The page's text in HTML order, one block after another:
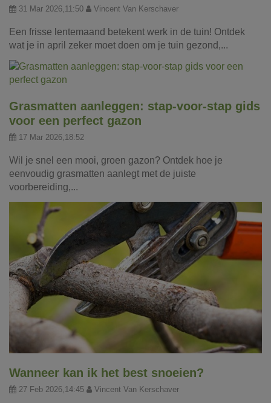
31 Mar 2026,11:50 Vincent Van Kerschaver
Een frisse lentemaand betekent werk in de tuin! Ontdek
wat je in april zeker moet doen om je tuin gezond,...
Grasmatten aanleggen: stap-voor-stap gids
voor een perfect gazon
17 Mar 2026,18:52
Wil je snel een mooi, groen gazon? Ontdek hoe je
eenvoudig grasmatten aanlegt met de juiste
voorbereiding,...
Wanneer kan ik het best snoeien?
27 Feb 2026,14:45 Vincent Van Kerschaver